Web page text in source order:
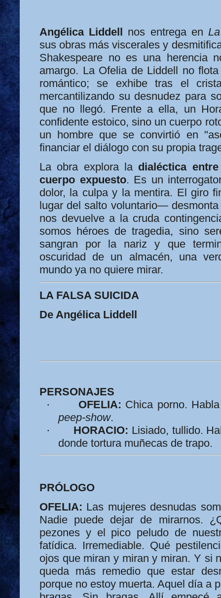
Angélica Liddell nos entrega en
sus obras más viscerales y
Shakespeare no es una herencia
amargo. La Ofelia de Liddell no
romántico; se exhibe tras el
mercantilizando su desnudez para
que no llegó. Frente a ella, un
confidente estoico, sino un cuerpo
un hombre que se convirtió en
financiar el diálogo con su propia
La obra explora la dialéctica
cuerpo expuesto. Es un
dolor, la culpa y la mentira. El giro
lugar del salto voluntario—
nos devuelve a la cruda
somos héroes de tragedia, sino
sangran por la nariz y que
oscuridad de un almacén, una
mundo ya no quiere mirar.
LA FALSA SUICIDA
De Angélica Liddell
PERSONAJES
·
OFELIA: Chica porno.
peep-show.
·
HORACIO: Lisiado, tullido.
donde tortura muñecas de trapo.
PRÓLOGO
OFELIA: Las mujeres desnudas
Nadie puede dejar de mirarnos.
pezones y el pico peludo de
fatídica. Irremediable. Qué
ojos que miran y miran y miran. Y si
queda más remedio que estar
porque no estoy muerta. Aquel día a